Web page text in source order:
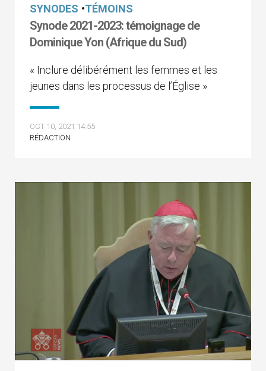
SYNODES •TÉMOINS
Synode 2021-2023: témoignage de
Dominique Yon (Afrique du Sud)
« Inclure délibérément les femmes et les
jeunes dans les processus de l’Église »
OCT 10, 2021 14:55
RÉDACTION